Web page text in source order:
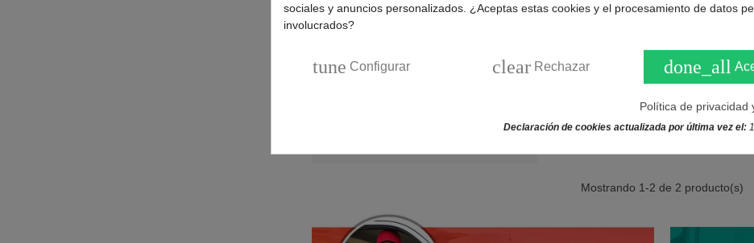
Repuesto resistencias para
diámetro de 8mm. Valores de 23,4-
una tensión de trabajo de 220V.
Mostrando 1-2 de 2 producto(s)
sociales y anuncios personalizados. ¿Aceptas estas cookies y el procesamiento de datos
involucrados?
tune Configurar clear Rechazar done_all
Política de privacidad
Declaración de cookies actualizada por última vez el: